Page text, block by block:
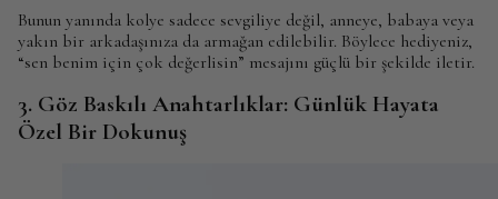
Bunun yanında kolye sadece sevgiliye değil, anneye, babaya veya
yakın bir arkadaşınıza da armağan edilebilir. Böylece hediyeniz,
“sen benim için çok değerlisin” mesajını güçlü bir şekilde iletir.
3. Göz Baskılı Anahtarlıklar: Günlük Hayata
Özel Bir Dokunuş